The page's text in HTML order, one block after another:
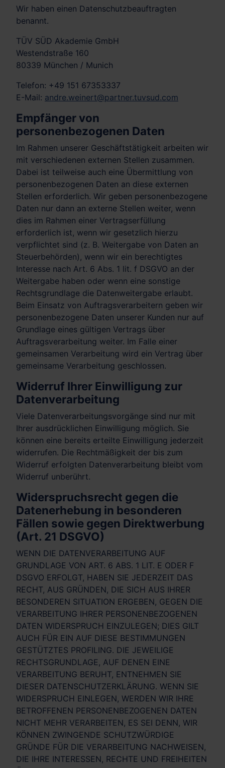
Wir haben einen Datenschutzbeauftragten
benannt.
TÜV SÜD Akademie GmbH
Westendstraße 160
80339 München / Munich
Telefon: +49 151 67353337
E-Mail: andre.weinert@partner.tuvsud.com
Empfänger von
personenbezogenen Daten
Im Rahmen unserer Geschäftstätigkeit arbeiten wir
mit verschiedenen externen Stellen zusammen.
Dabei ist teilweise auch eine Übermittlung von
personenbezogenen Daten an diese externen
Stellen erforderlich. Wir geben personenbezogene
Daten nur dann an externe Stellen weiter, wenn
dies im Rahmen einer Vertragserfüllung
erforderlich ist, wenn wir gesetzlich hierzu
verpflichtet sind (z. B. Weitergabe von Daten an
Steuerbehörden), wenn wir ein berechtigtes
Interesse nach Art. 6 Abs. 1 lit. f DSGVO an der
Weitergabe haben oder wenn eine sonstige
Rechtsgrundlage die Datenweitergabe erlaubt.
Beim Einsatz von Auftragsverarbeitern geben wir
personenbezogene Daten unserer Kunden nur auf
Grundlage eines gültigen Vertrags über
Auftragsverarbeitung weiter. Im Falle einer
gemeinsamen Verarbeitung wird ein Vertrag über
gemeinsame Verarbeitung geschlossen.
Widerruf Ihrer Einwilligung zur
Datenverarbeitung
Viele Datenverarbeitungsvorgänge sind nur mit
Ihrer ausdrücklichen Einwilligung möglich. Sie
können eine bereits erteilte Einwilligung jederzeit
widerrufen. Die Rechtmäßigkeit der bis zum
Widerruf erfolgten Datenverarbeitung bleibt vom
Widerruf unberührt.
Widerspruchsrecht gegen die
Datenerhebung in besonderen
Fällen sowie gegen Direktwerbung
(Art. 21 DSGVO)
WENN DIE DATENVERARBEITUNG AUF
GRUNDLAGE VON ART. 6 ABS. 1 LIT. E ODER F
DSGVO ERFOLGT, HABEN SIE JEDERZEIT DAS
RECHT, AUS GRÜNDEN, DIE SICH AUS IHRER
BESONDEREN SITUATION ERGEBEN, GEGEN DIE
VERARBEITUNG IHRER PERSONENBEZOGENEN
DATEN WIDERSPRUCH EINZULEGEN; DIES GILT
AUCH FÜR EIN AUF DIESE BESTIMMUNGEN
GESTÜTZTES PROFILING. DIE JEWEILIGE
RECHTSGRUNDLAGE, AUF DENEN EINE
VERARBEITUNG BERUHT, ENTNEHMEN SIE
DIESER DATENSCHUTZERKLÄRUNG. WENN SIE
WIDERSPRUCH EINLEGEN, WERDEN WIR IHRE
BETROFFENEN PERSONENBEZOGENEN DATEN
NICHT MEHR VERARBEITEN, ES SEI DENN, WIR
KÖNNEN ZWINGENDE SCHUTZWÜRDIGE
GRÜNDE FÜR DIE VERARBEITUNG NACHWEISEN,
DIE IHRE INTERESSEN, RECHTE UND FREIHEITEN